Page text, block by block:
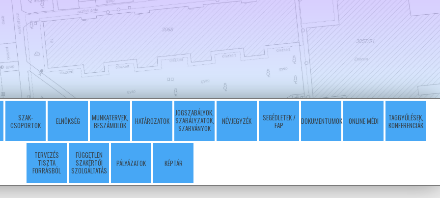
SZAK-
CSOPORTOK
ELNÖKSÉG
MUNKATERVEK,
BESZÁMOLÓK
HATÁROZATOK
JOGSZABÁLYOK,
SZABÁLYZATOK,
SZABVÁNYOK
NÉVJEGYZÉK
SEGÉDLETEK /
FAP
DOKUMENTUMOK ONLINE MÉDI
TAGGYŰLÉSEK,
KONFERENCIÁK
TERVEZÉS
TISZTA
FORRÁSBÓL
FÜGGETLEN
SZAKÉRTŐI
SZOLGÁLTATÁS
PÁLYÁZATOK KÉPTÁR